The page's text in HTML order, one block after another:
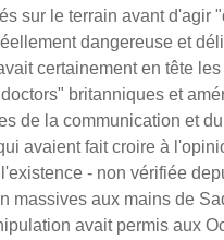
sur le terrain avant d'agir
dangereuse et
certainement en tête
britanniques et
de la communication et
avaient fait croire à
- non vérifiée
massives aux mains de
avait permis aux